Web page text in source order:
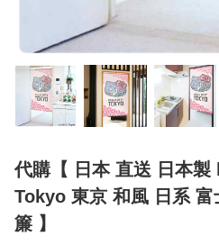
代購【 日本 直送 日本製
Tokyo 東京 和風 日系
簾 】